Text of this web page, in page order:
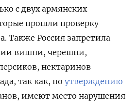
с двух армянских
прошли проверку
Также Россия запретила
вишни, черешни,
нектаринов
так как, по утверждению
имеют место нарушения